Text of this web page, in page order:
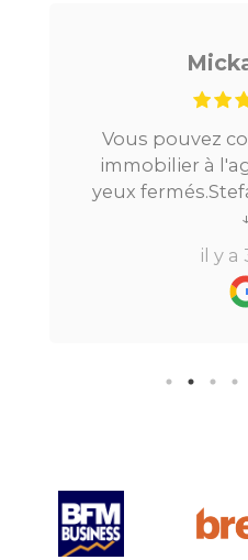
Vous pouvez
immobilier à
yeux
tout au long du
réactive, elle
toutes mes
24h par
il y a